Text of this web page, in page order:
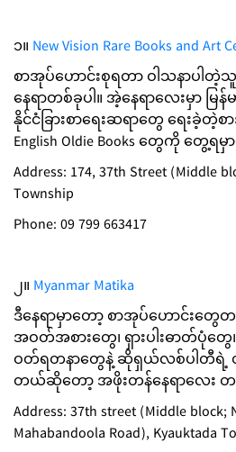
၁။ New Vision Rare Books and Art
စာအုပ်ဟောင်းစုရတာ ဝါသနာပ
နေရာတစ်ခုပါ။ အဲ့နေရာလေးမှာ မြ
နိုင်ငံခြားစာရေးဆရာတွေ ရေးခဲ့
English Oldie Books တွေကို တွေ့ရမှာ
Address: 174, 37th Street (Middle
Township
Phone: 09 799 663417
၂။ Myanmar Matika
ဒီနေရာမှာတော့ စာအုပ်ဟောင်းတွေ
အဝတ်အစားတွေ၊ ရှားပါးဓာတ်ပုံတွေ
ဝတ်ရတနာတွေနဲ့ ဆိုရှယ်လစ်ပါတီရဲ့
တယ်ဆိုတော့ အဖိုးတန်နေရာလေး တ
Address: 37th street (Middle block;
Mahabandoola Road), Kyauktada